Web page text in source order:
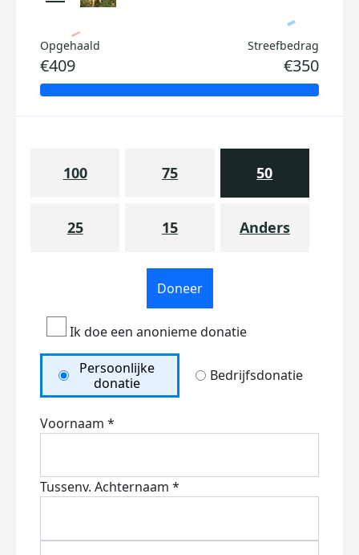
Opgehaald
€409
Streefbedrag
€350
100 75 50
25 15 Anders
Doneer
Ik doe een anonieme donatie
Persoonlijke
donatie
Bedrijfsdonatie
Voornaam *
Tussenv. Achternaam *